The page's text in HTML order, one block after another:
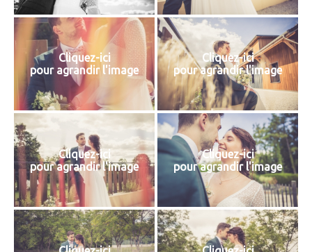
Cliquez-ici
pour agrandir l'image
Cliquez-ici
pour agrandir l'image
Cliquez-ici
pour agrandir l'image
Cliquez-ici
pour agrandir l'image